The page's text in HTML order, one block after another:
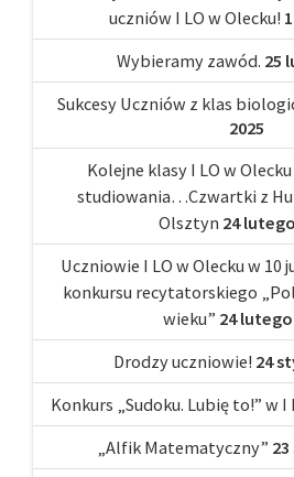
uczniów I LO w Olecku!
Wybieramy zawód. 25
Sukcesy Uczniów z klas
2025
Kolejne klasy I LO w
studiowania…Czwartki z
Olsztyn 24
Uczniowie I LO w Olecku w 10
konkursu recytatorskiego
wieku” 24 lutego
Drodzy uczniowie! 24
Konkurs „Sudoku. Lubię to!” w I
„Alfik Matematyczny”